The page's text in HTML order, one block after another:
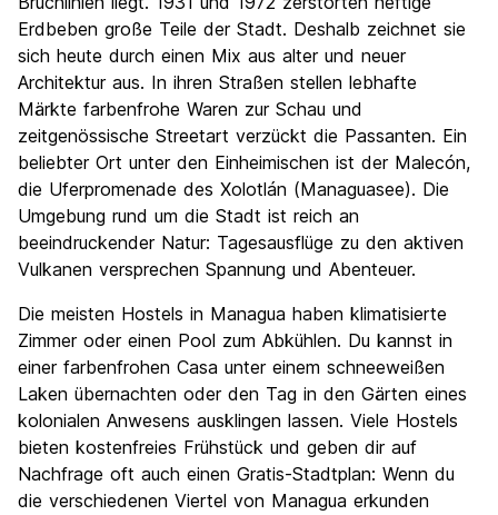
Preis-Leistungsverhältnis
7.6
Erdbeben große Teile der Stadt. Deshalb zeichnet sie
sich heute durch einen Mix aus alter und neuer
Architektur aus. In ihren Straßen stellen lebhafte
Märkte farbenfrohe Waren zur Schau und
zeitgenössische Streetart verzückt die Passanten. Ein
beliebter Ort unter den Einheimischen ist der Malecón,
die Uferpromenade des Xolotlán (Managuasee). Die
Umgebung rund um die Stadt ist reich an
beeindruckender Natur: Tagesausflüge zu den aktiven
Vulkanen versprechen Spannung und Abenteuer.
Die meisten Hostels in Managua haben klimatisierte
Zimmer oder einen Pool zum Abkühlen. Du kannst in
einer farbenfrohen Casa unter einem schneeweißen
Laken übernachten oder den Tag in den Gärten eines
kolonialen Anwesens ausklingen lassen. Viele Hostels
bieten kostenfreies Frühstück und geben dir auf
Nachfrage oft auch einen Gratis-Stadtplan: Wenn du
die verschiedenen Viertel von Managua erkunden